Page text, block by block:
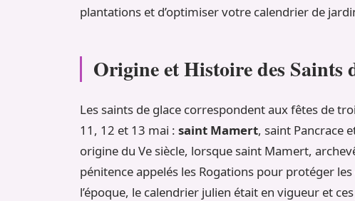
plantations et d’optimiser votre calendrier de
Origine et Histoire des Saints
Les saints de glace correspondent aux fêtes de
11, 12 et 13 mai : saint Mamert, saint Pancrace
origine du Ve siècle, lorsque saint Mamert,
pénitence appelés les Rogations pour protéger
l’époque, le calendrier julien était en vigueur et